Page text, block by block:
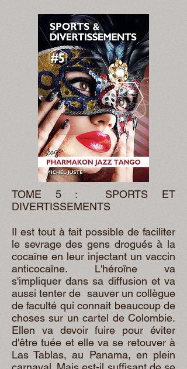
TOME 5 : SPORTS ET
DIVERTISSEMENTS
Il est tout à fait possible de faciliter
le sevrage des gens drogués à la
cocaïne en leur injectant un vaccin
anticocaïne. L'héroïne va
s'impliquer dans sa diffusion et va
aussi tenter de sauver un collègue
de faculté qui connait beaucoup de
choses sur un cartel de Colombie.
Ellen va devoir fuire pour éviter
d'être tuée et elle va se retouver à
Las Tablas, au Panama, en plein